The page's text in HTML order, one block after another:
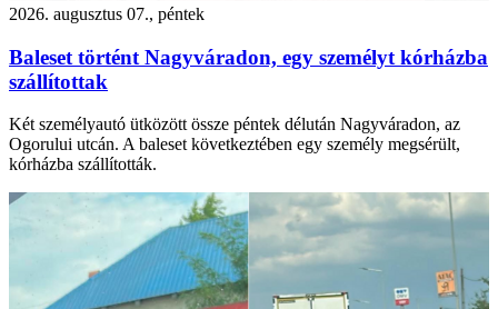
2026. augusztus 07., péntek
Baleset történt Nagyváradon, egy személyt kórházba
szállítottak
Két személyautó ütközött össze péntek délután Nagyváradon, az
Ogorului utcán. A baleset következtében egy személy megsérült,
kórházba szállították.